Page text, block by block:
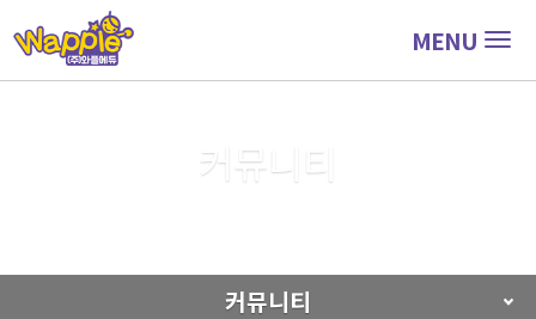
MENU
커뮤니티
커뮤니티